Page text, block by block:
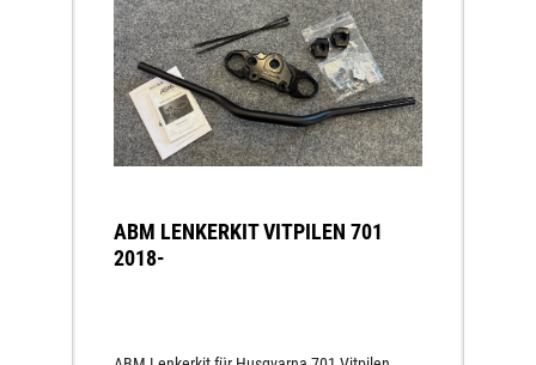
ABM LENKERKIT VITPILEN 701
2018-